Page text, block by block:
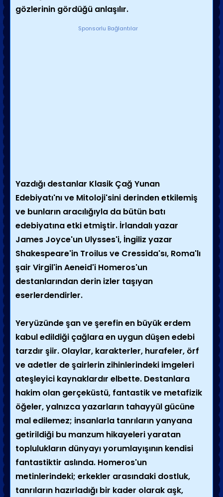
gözlerinin gördüğü anlaşılır.
Sponsorlu Bağlantılar
Yazdığı destanlar Klasik Çağ Yunan
Edebiyatı'nı ve Mitoloji'sini derinden etkilemiş
ve bunların aracılığıyla da bütün batı
edebiyatına etki etmiştir. İrlandalı yazar
James Joyce'un Ulysses'i, İngiliz yazar
Shakespeare'in Troilus ve Cressida'sı, Roma'lı
şair Virgil'inAeneid'i Homeros'un
destanlarından derin izler taşıyan
eserlerdendirler.
Yeryüzünde şan ve şerefin en büyük erdem
kabul edildiği çağlara en uygun düşen edebi
tarzdır şiir. Olaylar, karakterler, hurafeler, örf
ve adetler de şairlerin zihinlerindeki imgeleri
ateşleyici kaynaklardır elbette. Destanlara
hakim olan gerçeküstü, fantastik ve metafizik
öğeler, yalnızca yazarların tahayyül gücüne
mal edilemez; insanlarla tanrıların yanyana
getirildiği bu manzum hikayeleri yaratan
toplulukların dünyayı yorumlayışının kendisi
fantastiktir aslında. Homeros'un
metinlerindeki; erkekler arasındaki dostluk,
tanrıların hazırladığı bir kader olarak aşk,